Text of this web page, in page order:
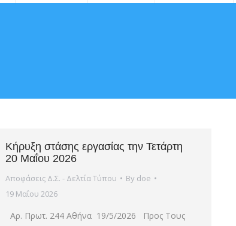
Κήρυξη στάσης εργασίας την Τετάρτη
20 Μαΐου 2026
Αποφάσεις Δ.Σ. - Δελτία Τύπου By doe
19 Μαΐου 2026
Αρ. Πρωτ. 244 Αθήνα 19/5/2026 Προς Τους